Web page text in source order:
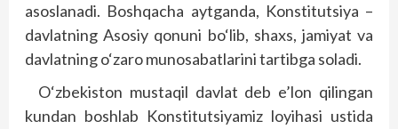
asoslanadi. Boshqacha aytganda, Konstitutsiya –
davlatning Asosiy qonuni bo‘lib, shaxs, jamiyat va
davlatning o‘zaro munosabatlarini tartibga soladi.
O‘zbekiston mustaqil davlat deb e’lon qilingan
kundan boshlab Konstitutsiyamiz loyihasi ustida